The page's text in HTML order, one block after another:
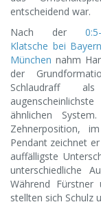
entscheidend war.
Nach der 0:5-
Klatsche bei Bayern
München nahm
der
Schlaudraff
ähnlichen
Zehnerposition,
Pendant zeichnet
auffälligste
unterschiedliche
Während Fürstner
stellten sich Schulz